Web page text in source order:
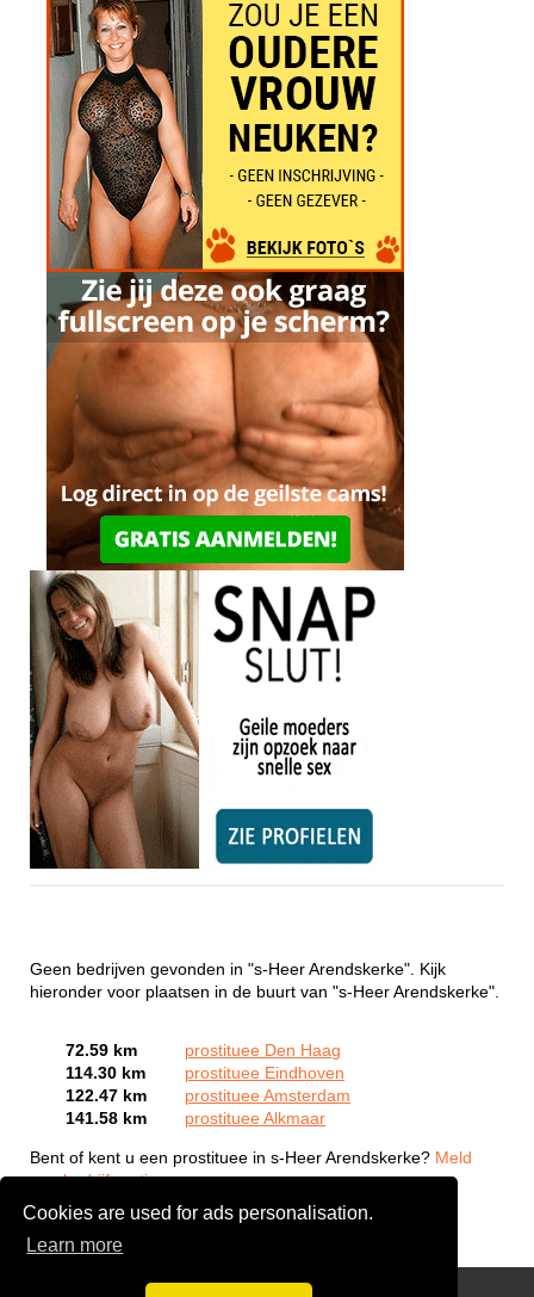
Cookies are used for ads personalisation.
Learn more
Geen bedrijven gevonden in "s-Heer Arendskerke". Kijk
hieronder voor plaatsen in de buurt van "s-Heer Arendskerke".
72.59 km
prostituee Den Haag
114.30 km
prostituee Eindhoven
122.47 km
prostituee Amsterdam
141.58 km
prostituee Alkmaar
Bent of kent u een prostituee in s-Heer Arendskerke? Meld
een bedrijf gratis aan